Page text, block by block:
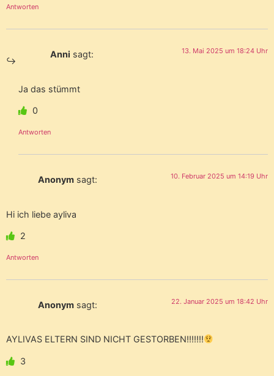
Antworten
Anni sagt: 13. Mai 2025 um 18:24 Uhr
Ja das stümmt
0
Antworten
Anonym sagt: 10. Februar 2025 um 14:19 Uhr
Hi ich liebe ayliva
2
Antworten
Anonym sagt: 22. Januar 2025 um 18:42 Uhr
AYLIVAS ELTERN SIND NICHT GESTORBEN!!!!!!!
3